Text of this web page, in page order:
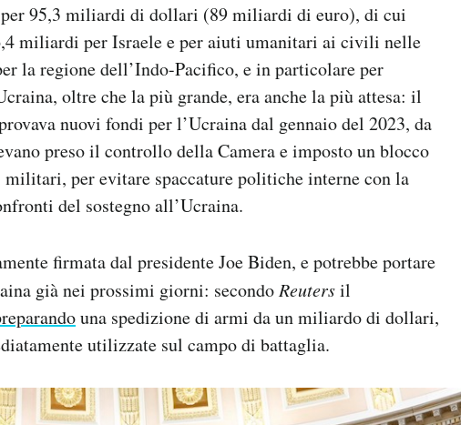
95,3 miliardi di dollari (89 miliardi di euro), di cui
miliardi per Israele e per aiuti umanitari ai civili nelle
la regione dell’Indo-Pacifico, e in particolare per
oltre che la più grande, era anche la più attesa: il
nuovi fondi per l’Ucraina dal gennaio del 2023, da
preso il controllo della Camera e imposto un blocco
per evitare spaccature politiche interne con la
del sostegno all’Ucraina.
firmata dal presidente Joe Biden, e potrebbe portare
già nei prossimi giorni: secondo Reutersil
una spedizione di armi da un miliardo di dollari,
utilizzate sul campo di battaglia.